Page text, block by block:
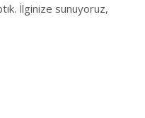
İlginize sunuyoruz,